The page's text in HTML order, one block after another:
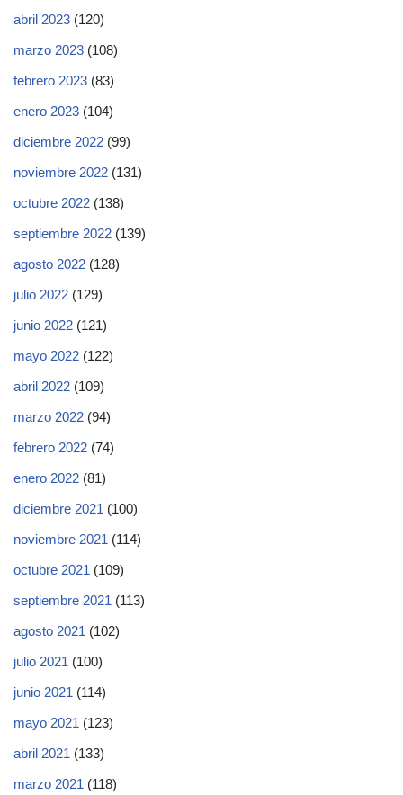
abril 2023 (120)
marzo 2023 (108)
febrero 2023 (83)
enero 2023 (104)
diciembre 2022 (99)
noviembre 2022 (131)
octubre 2022 (138)
septiembre 2022 (139)
agosto 2022 (128)
julio 2022 (129)
junio 2022 (121)
mayo 2022 (122)
abril 2022 (109)
marzo 2022 (94)
febrero 2022 (74)
enero 2022 (81)
diciembre 2021 (100)
noviembre 2021 (114)
octubre 2021 (109)
septiembre 2021 (113)
agosto 2021 (102)
julio 2021 (100)
junio 2021 (114)
mayo 2021 (123)
abril 2021 (133)
marzo 2021 (118)